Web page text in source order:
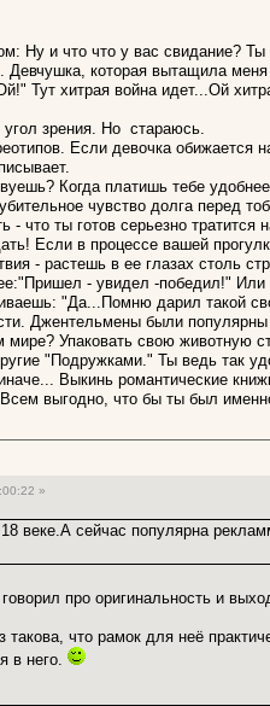
Ну и что что у вас свидание?
Девчушка, которая вытащила
Тут хитрая война идет...Ой
угол зрения. Но стараюсь.
Если девочка
Когда платишь тебе
чувство долга перед
- что ты готов серьезно
Если в процессе вашей
- растешь в ее глазах столь
- увидел -победил!" Или
"Да...Помню дарил такой
Джентельмены были
Упаковать свою животную
"Подружками." Ты ведь так
Выкинь романтические
выгодно, что бы ты был
»
веке.А сейчас популярна
говорил про оригинальность и
что рамок для неё
в него.